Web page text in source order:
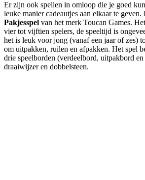
Er zijn ook spellen in omloop die je goed
leuke manier cadeautjes aan elkaar te
Pakjesspel van het merk Toucan Games.
vier tot vijftien spelers, de speeltijd is
het is leuk voor jong (vanaf een jaar of zes)
om uitpakken, ruilen en afpakken. Het spel
drie speelborden (verdeelbord, uitpakbord
draaiwijzer en dobbelsteen.